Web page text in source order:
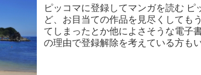
ピッコマに登録してマンガを読む ピ
ど、お目当ての作品を見尽くしても
てしまったとか他によさそうな電子
の理由で登録解除を考えている方も